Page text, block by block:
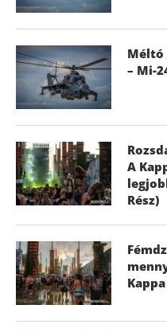
Méltó
– Mi-
A
Rész)